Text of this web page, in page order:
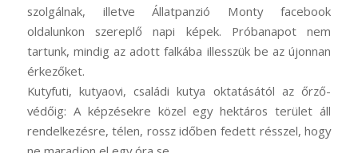
szolgálnak, illetve Állatpanzió Monty facebook
oldalunkon szereplő napi képek. Próbanapot nem
tartunk, mindig az adott falkába illesszük be az újonnan
érkezőket.
Kutyfuti, kutyaovi, családi kutya oktatásától az őrző-
védőig: A képzésekre közel egy hektáros terület áll
rendelkezésre, télen, rossz időben fedett résszel, hogy